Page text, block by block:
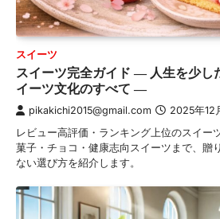
スイーツ
スイーツ完全ガイド ― 人生を少し
イーツ文化のすべて ―
pikakichi2015@gmail.com 2025年12
レビュー高評価・ランキング上位のスイー
菓子・チョコ・健康志向スイーツまで、贈
ない選び方を紹介します。